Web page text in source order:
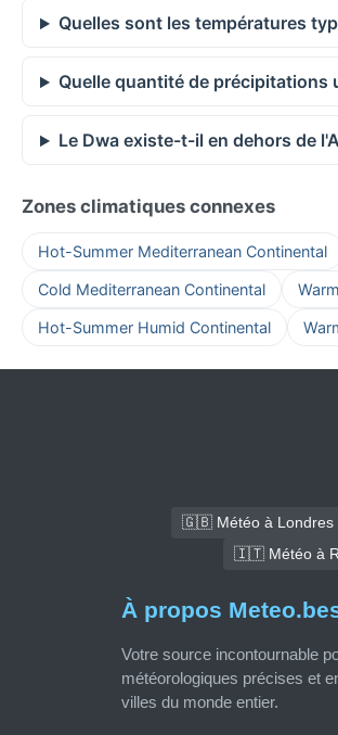
Quelles sont les températures
Quelle quantité de précipitations
Le Dwa existe-t-il en dehors de
Zones climatiques connexes
Hot-Summer Mediterranean Continental
Cold Mediterranean Continental
Hot-Summer Humid Continental
🇬🇧 Météo à Londres
🇮🇹 Météo à
À propos
Votre source incontournable
météorologiques précises et
villes du monde entier.